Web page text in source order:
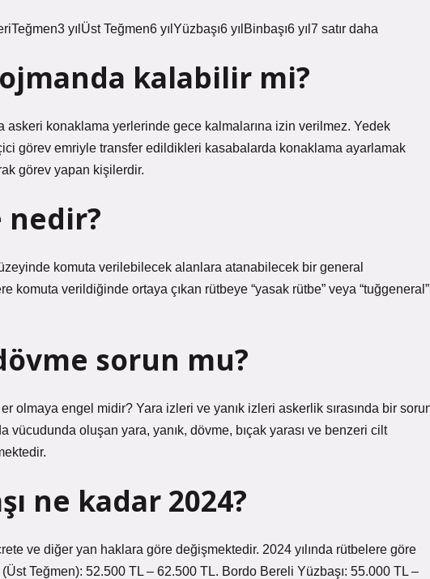
yılÜst Teğmen6 yılYüzbaşı6 yılBinbaşı6 yıl7 satır daha
kalabilir mi?
askeri konaklama yerlerinde gece kalmalarına izin verilmez. Yedek
görev emriyle transfer edildikleri kasabalarda konaklama ayarlamak
görev yapan kişilerdir.
nedir?
komuta verilebilecek alanlara atanabilecek bir general
komuta verildiğinde ortaya çıkan rütbeye “yasak rütbe” veya “tuğgeneral”
sorun mu?
olmaya engel midir? Yara izleri ve yanık izleri askerlik sırasında bir
vücudunda oluşan yara, yanık, dövme, bıçak yarası ve benzeri cilt
ne kadar 2024?
ve diğer yan haklara göre değişmektedir. 2024 yılında rütbelere göre
Teğmen): 52.500 TL – 62.500 TL. Bordo Bereli Yüzbaşı: 55.000 TL –